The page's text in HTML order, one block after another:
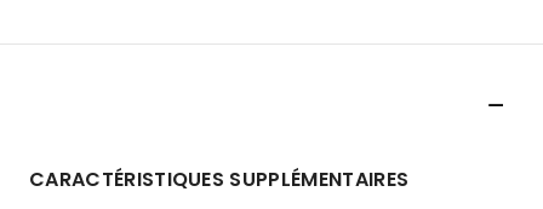
CARACTÉRISTIQUES SUPPLÉMENTAIRES